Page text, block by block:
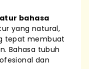
bahasa
yang natural,
tepat membuat
Bahasa tubuh
dan